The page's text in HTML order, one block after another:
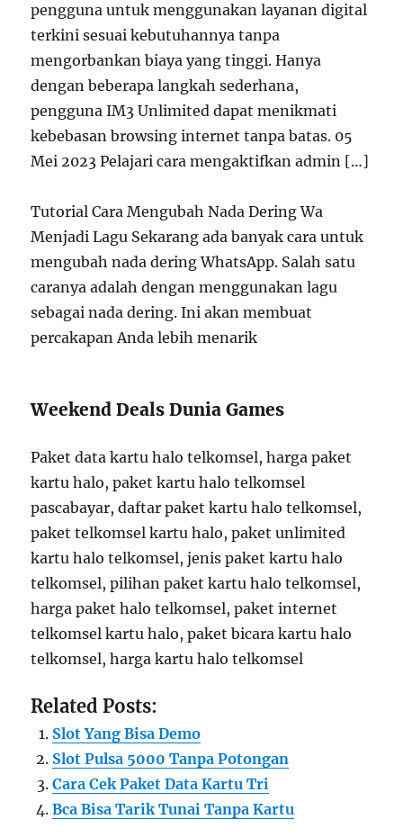
pengguna untuk menggunakan layanan digital
terkini sesuai kebutuhannya tanpa
mengorbankan biaya yang tinggi. Hanya
dengan beberapa langkah sederhana,
pengguna IM3 Unlimited dapat menikmati
kebebasan browsing internet tanpa batas. 05
Mei 2023 Pelajari cara mengaktifkan admin […]
Tutorial Cara Mengubah Nada Dering Wa
Menjadi Lagu Sekarang ada banyak cara untuk
mengubah nada dering WhatsApp. Salah satu
caranya adalah dengan menggunakan lagu
sebagai nada dering. Ini akan membuat
percakapan Anda lebih menarik
Weekend Deals Dunia Games
Paket data kartu halo telkomsel, harga paket
kartu halo, paket kartu halo telkomsel
pascabayar, daftar paket kartu halo telkomsel,
paket telkomsel kartu halo, paket unlimited
kartu halo telkomsel, jenis paket kartu halo
telkomsel, pilihan paket kartu halo telkomsel,
harga paket halo telkomsel, paket internet
telkomsel kartu halo, paket bicara kartu halo
telkomsel, harga kartu halo telkomsel
Related Posts:
Slot Yang Bisa Demo
Slot Pulsa 5000 Tanpa Potongan
Cara Cek Paket Data Kartu Tri
Bca Bisa Tarik Tunai Tanpa Kartu